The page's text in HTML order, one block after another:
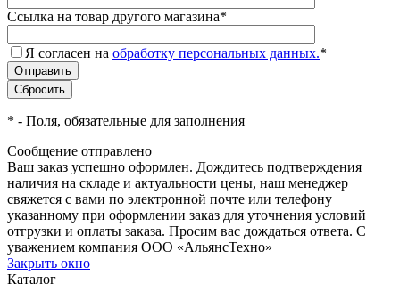
Ссылка на товар другого магазина*
Я согласен на обработку персональных данных.*
* - Поля, обязательные для заполнения
Сообщение отправлено
Ваш заказ успешно оформлен. Дождитесь подтверждения
наличия на складе и актуальности цены, наш менеджер
свяжется с вами по электронной почте или телефону
указанному при оформлении заказ для уточнения условий
отгрузки и оплаты заказа. Просим вас дождаться ответа. С
уважением компания ООО «АльянсТехно»
Закрыть окно
Каталог